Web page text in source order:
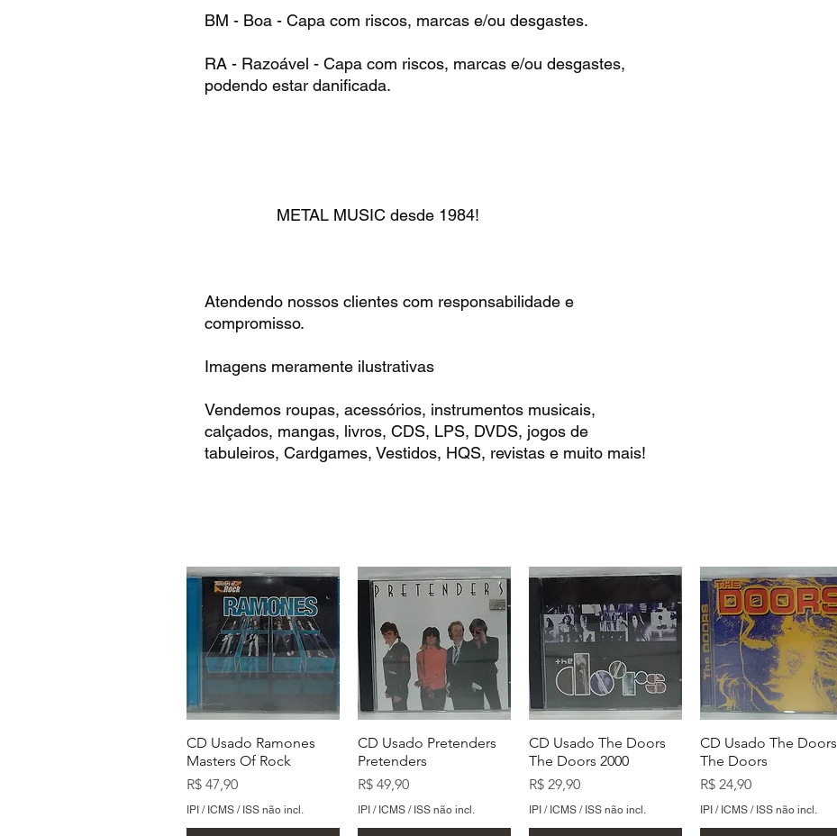
BM - Boa - Capa com riscos, marcas e/ou desgastes.
RA - Razoável - Capa com riscos, marcas e/ou desgastes,
podendo estar danificada.
METAL MUSIC desde 1984!
Atendendo nossos clientes com responsabilidade e
compromisso.
Imagens meramente ilustrativas
Vendemos roupas, acessórios, instrumentos musicais,
calçados, mangas, livros, CDS, LPS, DVDS, jogos de
tabuleiros, Cardgames, Vestidos, HQS, revistas e muito mais!
CD Usado Ramones
Masters Of Rock
Preço
R$ 47,90
IPI / ICMS / ISS não incl.
CD Usado Pretenders
Pretenders
Preço
R$ 49,90
IPI / ICMS / ISS não incl.
CD Usado The Doors
The Doors 2000
Preço
R$ 29,90
IPI / ICMS / ISS não incl.
CD Usado The Doors
The Doors
Preço
R$ 24,90
IPI / ICMS / ISS não incl.